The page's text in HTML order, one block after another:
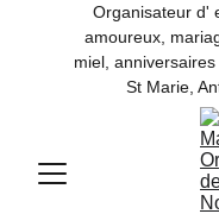
Organisateur d'
amoureux,
miel,
St Marie,